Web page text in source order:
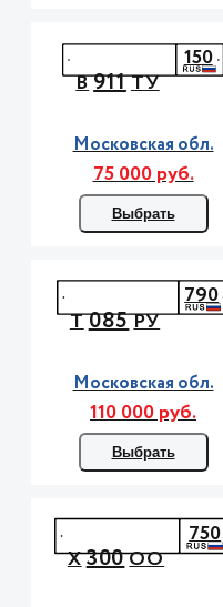
В911ТУ
150
Московская обл.
75 000 руб.
Выбрать
Т085РУ
790
Московская обл.
110 000 руб.
Выбрать
Х300ОО
750